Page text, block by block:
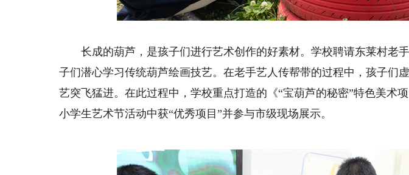
长成的葫芦，是孩子们进行艺术创作的好素材。学校聘请东莱村老
子们潜心学习传统葫芦绘画技艺。在老手艺人传帮带的过程中，孩子们
艺突飞猛进。在此过程中，学校重点打造的《“宝葫芦的秘密”特色美术
小学生艺术节活动中获“优秀项目”并参与市级现场展示。